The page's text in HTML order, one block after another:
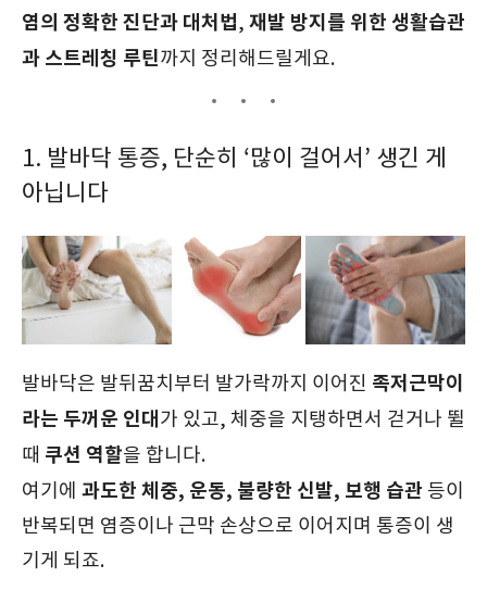
염의 정확한 진단과 대처법, 재발 방지를 위한 생활습관
과 스트레칭 루틴까지 정리해드릴게요.
1. 발바닥 통증, 단순히 ‘많이 걸어서’ 생긴 게
아닙니다
발바닥은 발뒤꿈치부터 발가락까지 이어진 족저근막이
라는 두꺼운 인대 가 있고, 체중을 지탱하면서 걷거나 뛸
때 쿠션 역할을 합니다.
여기에 과도한 체중, 운동, 불량한 신발, 보행 습관 등이
반복되면 염증이나 근막 손상으로 이어지며 통증이 생
기게 되죠.